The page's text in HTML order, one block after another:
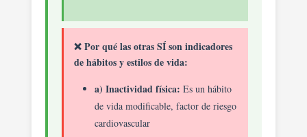
❌ Por qué las otras SÍ son indicadores
de hábitos y estilos de vida:
a) Inactividad física: Es un hábito
de vida modificable, factor de riesgo
cardiovascular